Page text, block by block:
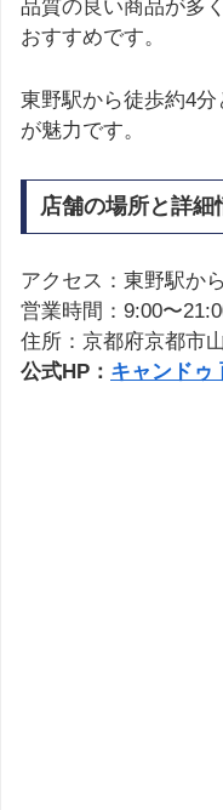
品質の良い商品が多
おすすめです。
東野駅から徒歩約4
が魅力です。
店舗の場所と詳細
アクセス：東野駅か
営業時間：9:00〜
住所：京都府京都市
公式HP： キャンドゥ